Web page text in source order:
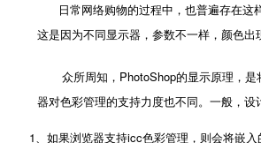
日常网络购物的过程中，也普遍存在这
这是因为不同显示器，参数不一样，颜色出
众所周知，PhotoShop的显示原理，是
器对色彩管理的支持力度也不同。一般，设
1、如果浏览器支持icc色彩管理，则会将嵌